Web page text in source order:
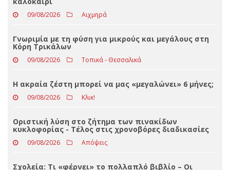
ΤΕΛΕΥΤΑΊΑ ΝΈΑ
Μεταγραφικός «πυρετός» στο ΠΑΣΟΚ μετά το
καλοκαίρι
09/08/2026 Αιχμηρά
Γνωριμία με τη φύση για μικρούς και μεγάλους στη
Κόρη Τρικάλων
Η ακραία ζέστη μπορεί να μας «μεγαλώνει» 6 μήνες;
09/08/2026 Κλικ!
Οριστική λύση στο ζήτημα των πινακίδων